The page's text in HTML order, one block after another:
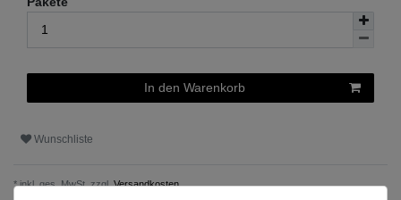
In den Warenkorb
Wunschliste
* inkl. ges. MwSt. zzgl.Versandkosten